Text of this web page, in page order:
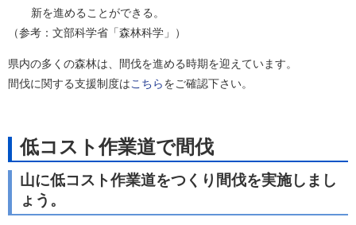
新を進めることができる。
（参考：文部科学省「森林科学」）
県内の多くの森林は、間伐を進める時期を迎えています。
間伐に関する支援制度はこちらをご確認下さい。
低コスト作業道で間伐
山に低コスト作業道をつくり間伐を実施しまし
ょう。